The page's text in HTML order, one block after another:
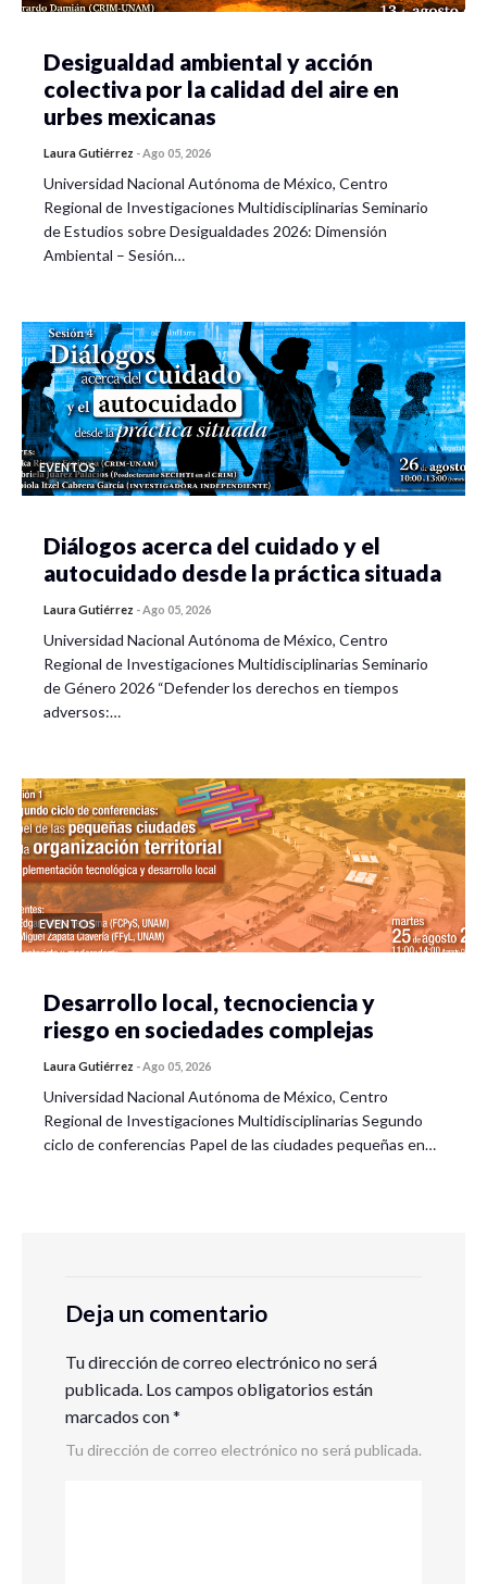
Desigualdad ambiental y acción
colectiva por la calidad del aire en
urbes mexicanas
Laura Gutiérrez -Ago 05, 2026
Universidad Nacional Autónoma de México, Centro
Regional de Investigaciones Multidisciplinarias Seminario
de Estudios sobre Desigualdades 2026: Dimensión
Ambiental – Sesión…
EVENTOS
Diálogos acerca del cuidado y el
autocuidado desde la práctica situada
Laura Gutiérrez -Ago 05, 2026
Universidad Nacional Autónoma de México, Centro
Regional de Investigaciones Multidisciplinarias Seminario
de Género 2026 “Defender los derechos en tiempos
adversos:…
EVENTOS
Desarrollo local, tecnociencia y
riesgo en sociedades complejas
Laura Gutiérrez -Ago 05, 2026
Universidad Nacional Autónoma de México, Centro
Regional de Investigaciones Multidisciplinarias Segundo
ciclo de conferencias Papel de las ciudades pequeñas en…
Deja un comentario
Tu dirección de correo electrónico no será
publicada. Los campos obligatorios están
marcados con*
Tu dirección de correo electrónico no será publicada.